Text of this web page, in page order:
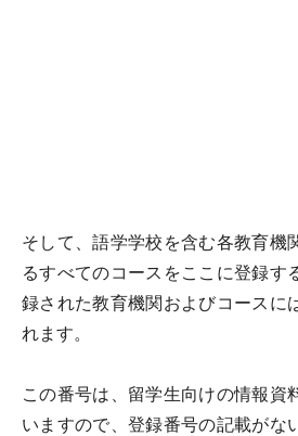
そして、語学学校を含む各教育機
るすべてのコースをここに登録す
録された教育機関およびコースに
れます。
この番号は、留学生向けの情報資
いますので、登録番号の記載がな